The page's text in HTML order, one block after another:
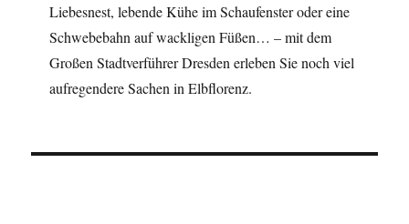
Liebesnest, lebende Kühe im Schaufenster oder eine
Schwebebahn auf wackligen Füßen… – mit dem
Großen Stadtverführer Dresden erleben Sie noch viel
aufregendere Sachen in Elbflorenz.